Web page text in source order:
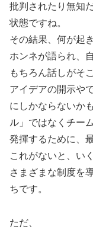
批判されたり無知
状態ですね。
その結果、何が起
ホンネが語られ、
もちろん話しがそ
アイデアの開示や
にしかならないか
ル」ではなくチー
発揮するために、
これがないと、い
さまざまな制度を
ちです。
ただ、